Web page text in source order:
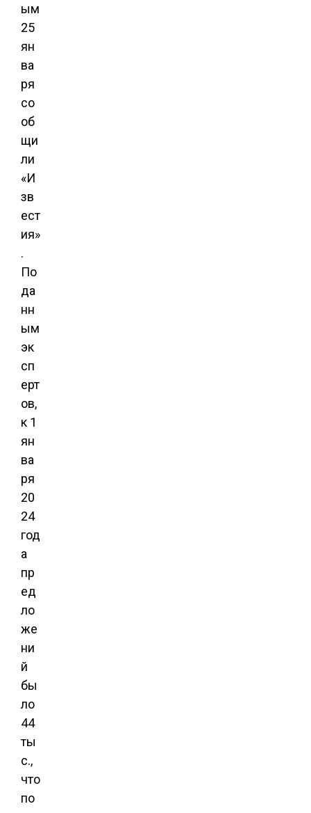
ым
25
ян
ва
ря
со
об
щи
ли
«И
зв
ест
ия»
.
По
да
нн
ым
эк
сп
ерт
ов,
к 1
ян
ва
ря
20
24
год
а
пр
ед
ло
же
ни
й
бы
ло
44
ты
с.,
что
по